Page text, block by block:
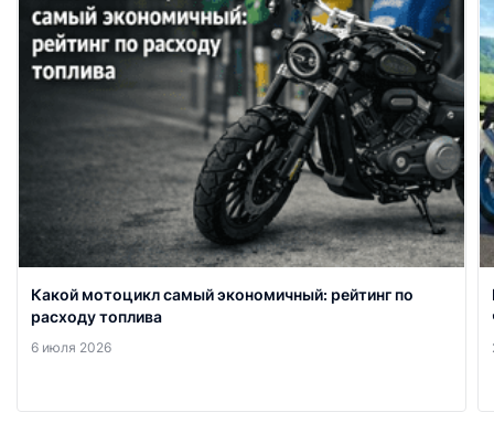
Какой мотоцикл самый экономичный: рейтинг по
расходу топлива
6 июля 2026